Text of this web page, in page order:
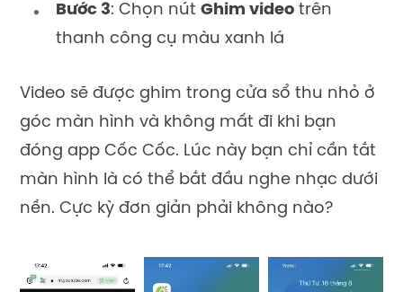
Bước 3: Chọn nút Ghim video trên
thanh công cụ màu xanh lá
Video sẽ được ghim trong cửa sổ thu nhỏ ở
góc màn hình và không mất đi khi bạn
đóng app Cốc Cốc. Lúc này bạn chỉ cần tắt
màn hình là có thể bắt đầu nghe nhạc dưới
nền. Cực kỳ đơn giản phải không nào?